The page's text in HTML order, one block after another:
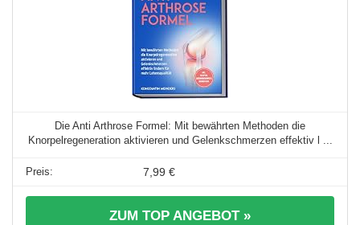
Die Anti Arthrose Formel: Mit bewährten Methoden die
Knorpelregeneration aktivieren und Gelenkschmerzen effektiv l ...
7,99 €
ZUM TOP ANGEBOT »